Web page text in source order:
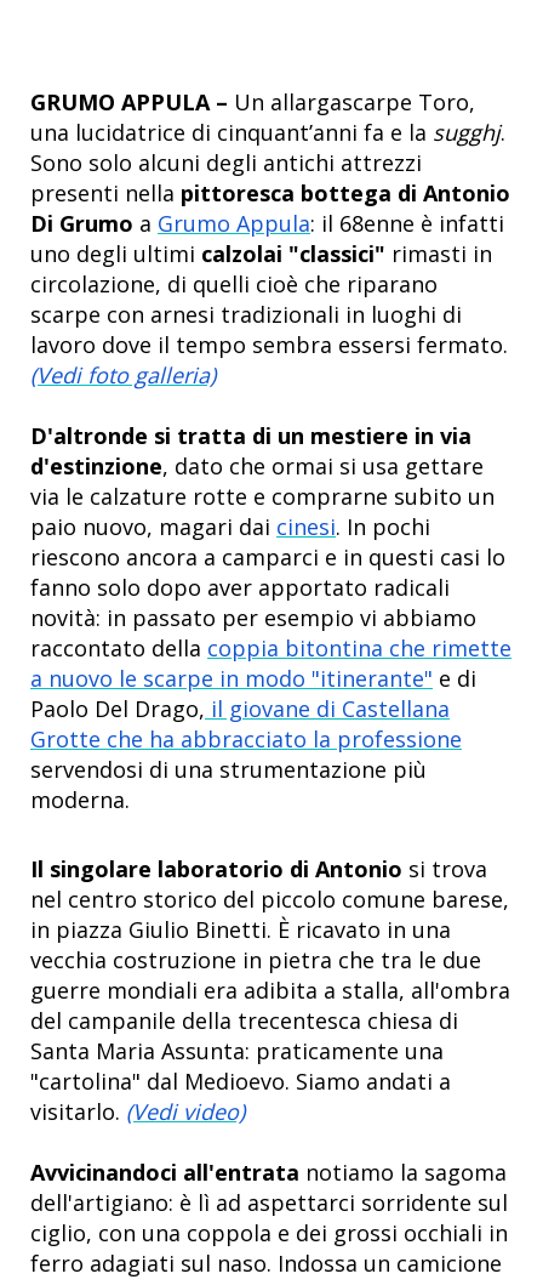
GRUMO APPULA – Un allargascarpe Toro,
una lucidatrice di cinquant’anni fa e la sugghj.
Sono solo alcuni degli antichi attrezzi
presenti nella pittoresca bottega di Antonio
Di Grumo a Grumo Appula: il 68enne è infatti
uno degli ultimi calzolai "classici" rimasti in
circolazione, di quelli cioè che riparano
scarpe con arnesi tradizionali in luoghi di
lavoro dove il tempo sembra essersi fermato.
(Vedi foto galleria)
D'altronde si tratta di un mestiere in via
d'estinzione, dato che ormai si usa gettare
via le calzature rotte e comprarne subito un
paio nuovo, magari dai cinesi. In pochi
riescono ancora a camparci e in questi casi lo
fanno solo dopo aver apportato radicali
novità: in passato per esempio vi abbiamo
raccontato della coppia bitontina che rimette
a nuovo le scarpe in modo "itinerante" e di
Paolo Del Drago, il giovane di Castellana
Grotte che ha abbracciato la professione
servendosi di una strumentazione più
moderna.
Il singolare laboratorio di Antonio si trova
nel centro storico del piccolo comune barese,
in piazza Giulio Binetti. È ricavato in una
vecchia costruzione in pietra che tra le due
guerre mondiali era adibita a stalla, all'ombra
del campanile della trecentesca chiesa di
Santa Maria Assunta: praticamente una
"cartolina" dal Medioevo. Siamo andati a
visitarlo. (Vedi video)
Avvicinandoci all'entrata notiamo la sagoma
dell'artigiano: è lì ad aspettarci sorridente sul
ciglio, con una coppola e dei grossi occhiali in
ferro adagiati sul naso. Indossa un camicione